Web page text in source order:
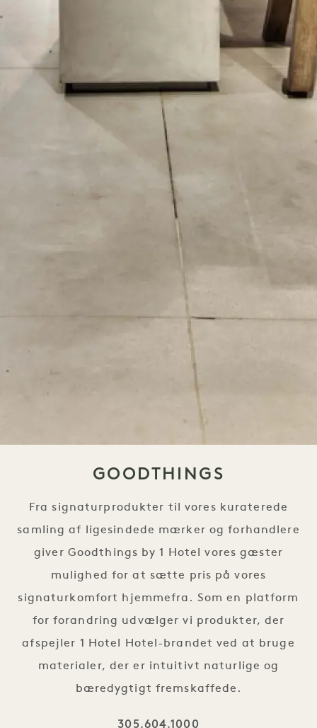
GOODTHINGS
Fra signaturprodukter til vores kuraterede
samling af ligesindede mærker og forhandlere
giver Goodthings by 1 Hotel vores gæster
mulighed for at sætte pris på vores
signaturkomfort hjemmefra. Som en platform
for forandring udvælger vi produkter, der
afspejler 1 Hotel Hotel-brandet ved at bruge
materialer, der er intuitivt naturlige og
bæredygtigt fremskaffede.
305.604.1000